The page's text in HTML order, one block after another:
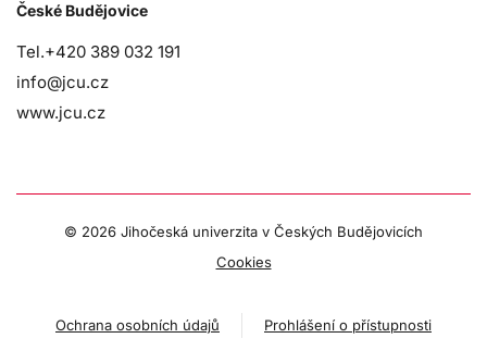
České Budějovice
Tel.+420 389 032 191
info@jcu.cz
www.jcu.cz
© 2026 Jihočeská univerzita v Českých Budějovicích
Cookies
Ochrana osobních údajů Prohlášení o přístupnosti